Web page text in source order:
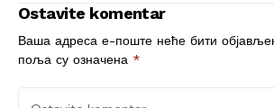
Ostavite komentar
Ваша адреса е-поште неће бити
поља су означена *